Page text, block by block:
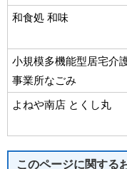
和食処 和味
小規模多機能型居宅介
事業所なごみ
よねや南店 とくし丸
このページに関する